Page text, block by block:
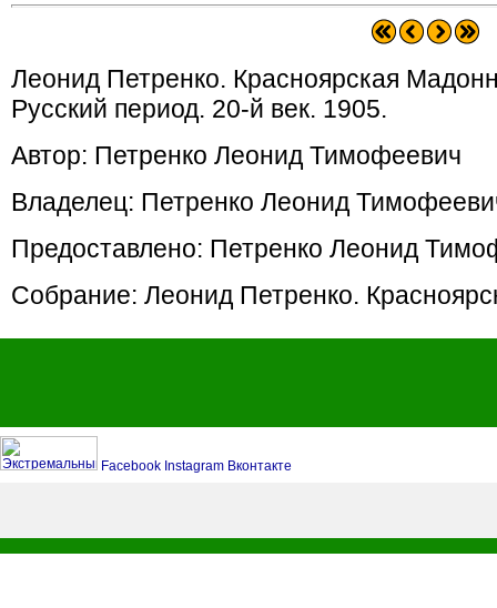
Леонид Петренко. Красноярская
Русский период. 20-й век. 1905.
Автор: Петренко Леонид Тимофеевич
Владелец: Петренко Леонид
Предоставлено: Петренко Леонид
Собрание: Леонид Петренко.
Facebook Instagram Вконтакте